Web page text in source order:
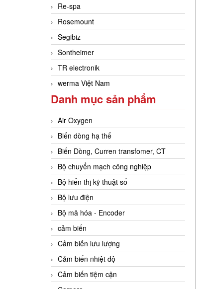
Re-spa
Rosemount
Segibiz
Sontheimer
TR electronik
werma Việt Nam
Danh mục sản phẩm
Air Oxygen
Biến dòng hạ thế
Biến Dòng, Curren transfomer, CT
Bộ chuyển mạch công nghiệp
Bộ hiển thị kỹ thuật số
Bộ lưu điện
Bộ mã hóa - Encoder
cảm biến
Cảm biến lưu lượng
Cảm biến nhiệt độ
Cảm biến tiệm cận